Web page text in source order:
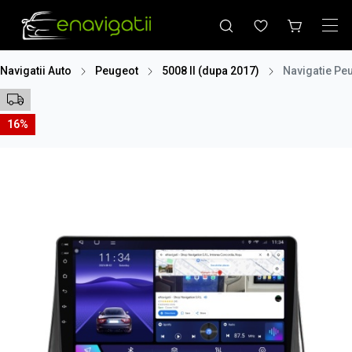
Navigatii Auto Peugeot 5008 II (dupa 2017) Navigatie
16%